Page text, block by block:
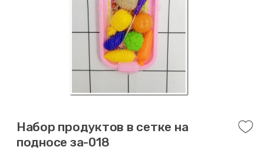
Набор продуктов в сетке на
подносе за-018